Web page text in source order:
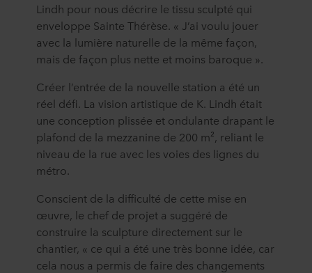
Lindh pour nous décrire le tissu sculpté qui
enveloppe Sainte Thérèse. « J’ai voulu jouer
avec la lumière naturelle de la même façon,
mais de façon plus nette et moins baroque ».
Créer l’entrée de la nouvelle station a été un
réel défi. La vision artistique de K. Lindh était
une conception plissée et ondulante drapant le
plafond de la mezzanine de 200 m², reliant le
niveau de la rue avec les voies des lignes du
métro.
Conscient de la difficulté de cette mise en
œuvre, le chef de projet a suggéré de
construire la sculpture directement sur le
chantier, « ce qui a été une très bonne idée, car
cela nous a permis de faire des changements